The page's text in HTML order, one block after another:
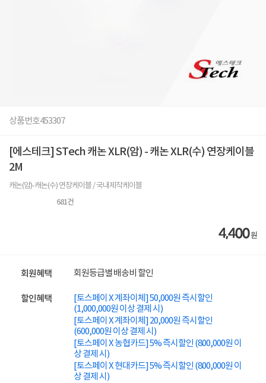
상품번호453307
[에스테크] STech 캐논 XLR(암) - 캐논 XLR(수) 연장케이블
2M
캐논(암)-캐논(수) 연장케이블 / 국내제작케이블
681건
4,400원
회원혜택 회원등급별 배송비 할인
할인혜택
[토스페이 X 계좌이체] 50,000원 즉시할인
(1,000,000원 이상 결제 시)
[토스페이 X 계좌이체] 20,000원 즉시할인
(600,000원 이상 결제 시)
[토스페이 X 농협카드] 5% 즉시할인 (800,000원 이
상 결제 시)
[토스페이 X 현대카드] 5% 즉시할인 (800,000원 이
상 결제 시)